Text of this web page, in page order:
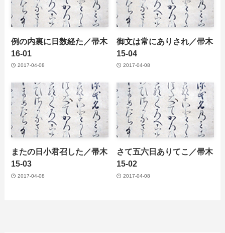
例の内裏に日数経た／帚木
16-01
2017-04-08
御文は常にありされ／帚木
15-04
2017-04-08
またの日小君召した／帚木
15-03
2017-04-08
さて五六日ありてこ／帚木
15-02
2017-04-08